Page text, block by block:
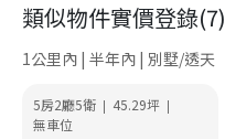
類似物件實價登錄(7)
1公里內 | 半年內 | 別墅/透天
5房2廳5衛 | 45.29坪 |
無車位